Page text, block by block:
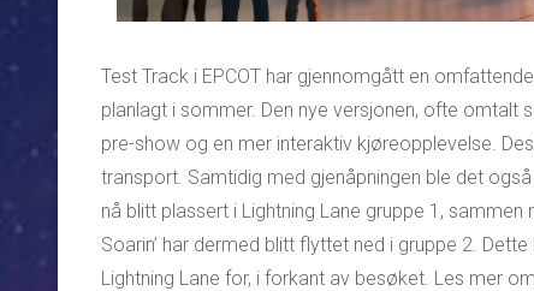
Test Track i EPCOT har gjennomgått en
planlagt i sommer. Den nye versjonen, ofte omtalt
pre-show og en mer interaktiv kjøreopplevelse.
transport. Samtidig med gjenåpningen ble det
nå blitt plassert i Lightning Lane gruppe 1,
Soarin’ har dermed blitt flyttet ned i gruppe 2.
Lightning Lane for, i forkant av besøket. Les mer